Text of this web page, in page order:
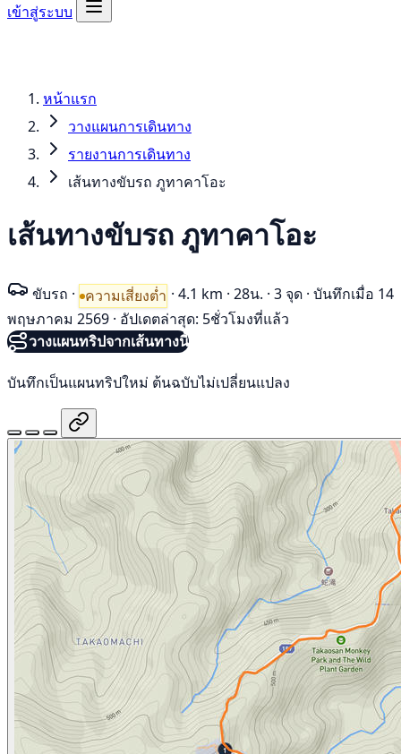
เข้าสู่ระบบ
หน้าแรก
วางแผนการเดินทาง
รายงานการเดินทาง
เส้นทางขับรถ ภูทาคาโอะ
เส้นทางขับรถ ภูทาคาโอะ
ขับรถ · ความเสี่ยงต่ำ · 4.1 km · 28น. · 3 จุด · บันทึกเมื่อ 14
พฤษภาคม 2569 · อัปเดตล่าสุด: 5ชั่วโมงที่แล้ว
วางแผนทริปจากเส้นทางนี้
บันทึกเป็นแผนทริปใหม่ ต้นฉบับไม่เปลี่ยนแปลง